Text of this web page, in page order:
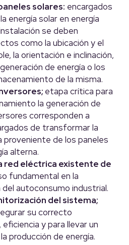
solares: encargados
energía solar en energía
se deben
como la ubicación y el
la orientación e inclinación,
de energía o los
de la misma.
etapa crítica para
la generación de
corresponden a
de transformar la
proveniente de los paneles
alterna.
red eléctrica existente de
fundamental en la
autoconsumo industrial.
del sistema;
su correcto
y para llevar un
producción de energía.